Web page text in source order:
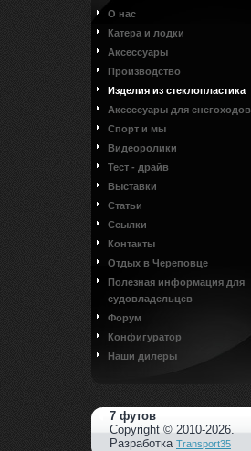
О нас
Катера и лодки
Аксессуары
Производство
Изделия из стеклопластика
Аксессуары для снегоходов
Спорт и мы
Видеоролики
Тест - драйв
Выставки
Статьи
Ссылки
Контакты
Отдых в Череповце
Полезная информация для
судовладельцев
Форум
Конфигуратор
Наши дилеры
7 футов
Copyright © 2010-2026.
Разработка Transport35